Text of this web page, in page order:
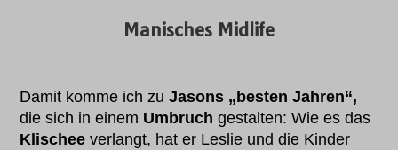
Manisches Midlife
Damit komme ich zuJasons „besten Jahren“,
die sich in einem Umbruch gestalten: Wie es das
Klischee verlangt, hat er Leslie und die Kinder